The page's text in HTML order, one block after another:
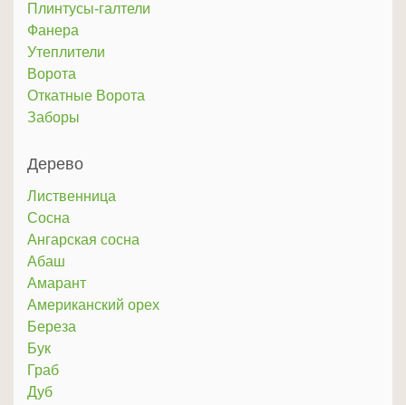
Плинтусы-галтели
Фанера
Утеплители
Ворота
Откатные Ворота
Заборы
Дерево
Лиственница
Сосна
Ангарская сосна
Абаш
Амарант
Американский орех
Береза
Бук
Граб
Дуб